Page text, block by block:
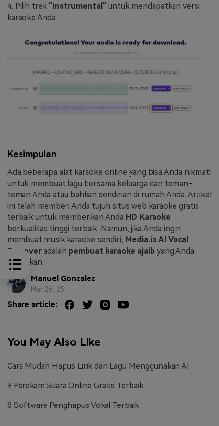
4. Pilih trek "Instrumental" untuk mendapatkan versi
karaoke Anda.
Kesimpulan
Ada beberapa alat karaoke online yang bisa Anda nikmati
untuk membuat lagu bersama keluarga dan teman-
teman Anda atau bahkan sendirian di rumah Anda. Artikel
ini telah memberi Anda tujuh situs web karaoke gratis
terbaik untuk memberikan Anda HD Karaoke
berkualitas tinggi terbaik. Namun, jika Anda ingin
membuat musik karaoke sendiri, Media.io AI Vocal
Remover adalah pembuat karaoke ajaib yang Anda
butuhkan.
Manuel Gonzalez
Mar 26, 25
Share article:
You May Also Like
Cara Mudah Hapus Lirik dari Lagu Menggunakan AI
9 Perekam Suara Online Gratis Terbaik
8 Software Penghapus Vokal Terbaik